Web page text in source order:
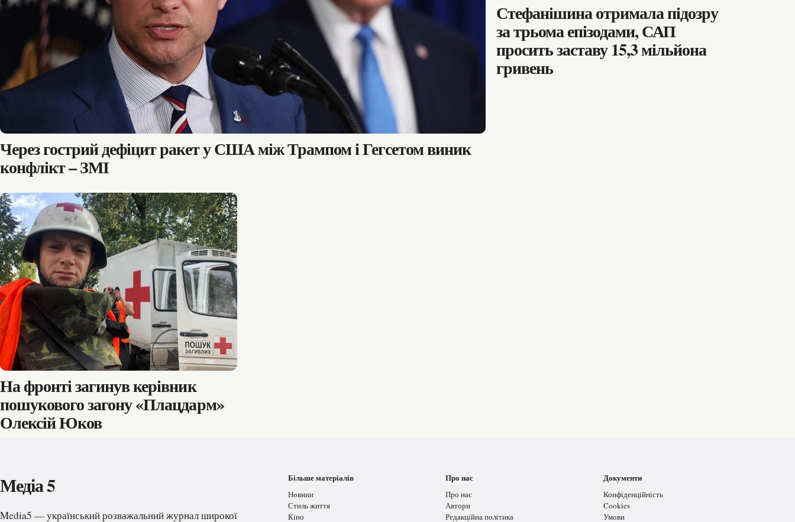
Через гострий дефіцит ракет у США між Трампом і Гегсетом виник
конфлікт – ЗМІ
Стефанішина отримала підозру
за трьома епізодами, САП
просить заставу 15,3 мільйона
гривень
На фронті загинув керівник
пошукового загону «Плацдарм»
Олексій Юков
Медіа 5
Media5 — український розважальний журнал широкої
Більше матеріалів
Новини
Стиль життя
Кіно
Про нас
Про нас
Автори
Редакційна політика
Документи
Конфіденційність
Cookies
Умови